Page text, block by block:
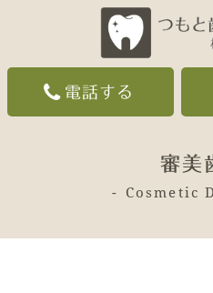
電話する
審美
Cosmetic